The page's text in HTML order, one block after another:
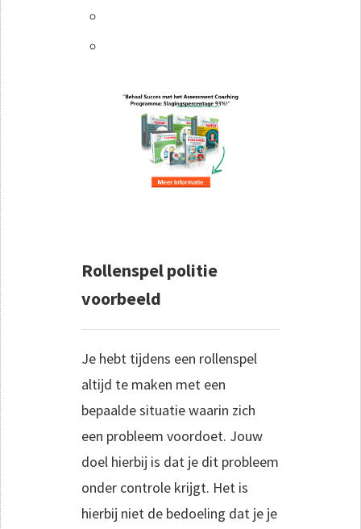
Rollenspel politie
voorbeeld
Je hebt tijdens een rollenspel
altijd te maken met een
bepaalde situatie waarin zich
een probleem voordoet. Jouw
doel hierbij is dat je dit probleem
onder controle krijgt. Het is
hierbij niet de bedoeling dat je je